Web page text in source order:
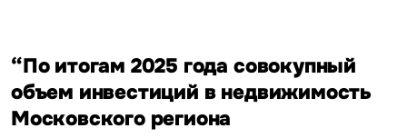
“По итогам 2025 года совокупный
объем инвестиций в недвижимость
Московского региона